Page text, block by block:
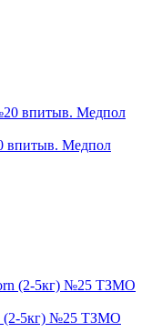
впитыв. Медпол
(2-5кг) №25 ТЗМО